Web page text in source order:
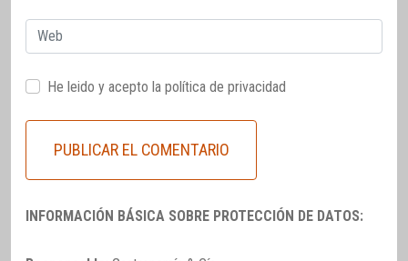
Web
He leido y acepto la política de privacidad
INFORMACIÓN BÁSICA SOBRE PROTECCIÓN DE DATOS: